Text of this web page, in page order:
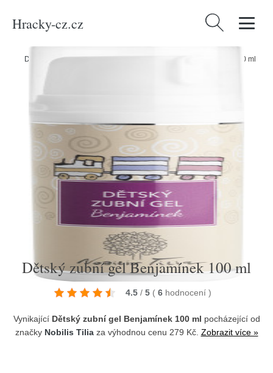
Hracky-cz.cz Vyhledávání
Domů Produkty/Děti a kojenci Dětský zubní gel Benjamínek 100 ml
Dětský zubní gel Benjamínek 100 ml
4.5 / 5 ( 6 hodnocení )
Vynikající Dětský zubní gel Benjamínek 100 ml pocházející od
značky Nobilis Tiliaza výhodnou cenu 279 Kč. Zobrazit více »